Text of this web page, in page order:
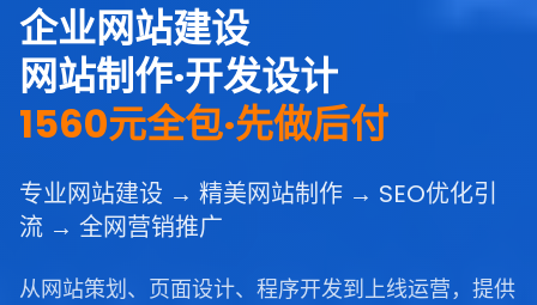
企业网站建设
网站制作·开发设计
1560元全包·先做后付
专业网站建设 → 精美网站制作 → SEO优化引
流 → 全网营销推广
从网站策划、页面设计、程序开发到上线运营，提供